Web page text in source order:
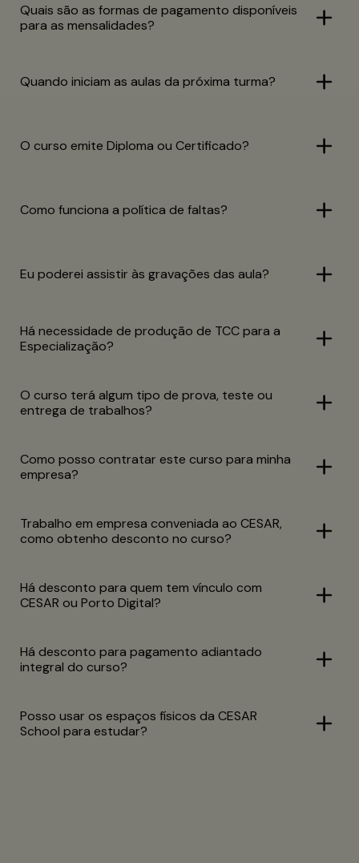
Quais são as formas de pagamento disponíveis
para as mensalidades?
Quando iniciam as aulas da próxima turma?
O curso emite Diploma ou Certificado?
Como funciona a política de faltas?
Eu poderei assistir às gravações das aula?
Há necessidade de produção de TCC para a
Especialização?
O curso terá algum tipo de prova, teste ou
entrega de trabalhos?
Como posso contratar este curso para minha
empresa?
Trabalho em empresa conveniada ao CESAR,
como obtenho desconto no curso?
Há desconto para quem tem vínculo com
CESAR ou Porto Digital?
Há desconto para pagamento adiantado
integral do curso?
Posso usar os espaços físicos da CESAR
School para estudar?